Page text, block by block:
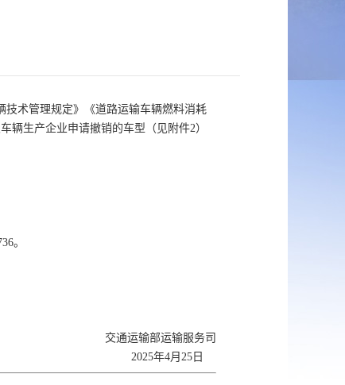
术管理规定》《道路运输车辆燃料消耗
辆生产企业申请撤销的车型（见附件2）
。
交通运输部运输服务司
2025年4月25日